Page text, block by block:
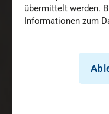
übermittelt werden.
Informationen zum